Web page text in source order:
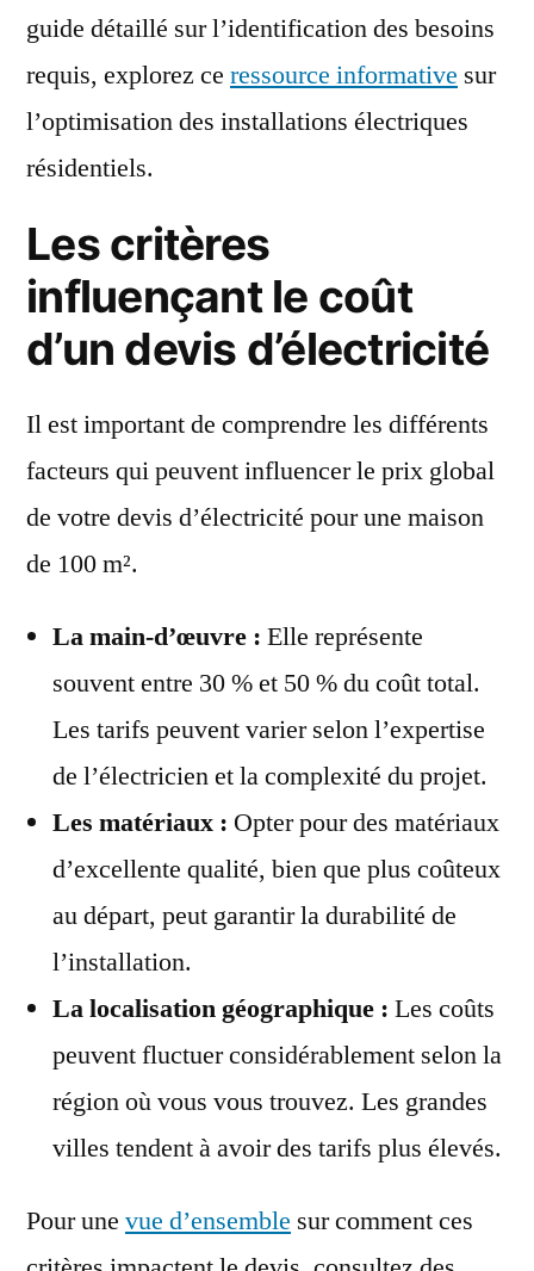
guide détaillé sur l’identification des besoins
requis, explorez ce ressource informative sur
l’optimisation des installations électriques
résidentiels.
Les critères
influençant le coût
d’un devis d’électricité
Il est important de comprendre les différents
facteurs qui peuvent influencer le prix global
de votre devis d’électricité pour une maison
de 100 m².
La main-d’œuvre : Elle représente
souvent entre 30 % et 50 % du coût total.
Les tarifs peuvent varier selon l’expertise
de l’électricien et la complexité du projet.
Les matériaux : Opter pour des matériaux
d’excellente qualité, bien que plus coûteux
au départ, peut garantir la durabilité de
l’installation.
La localisation géographique : Les coûts
peuvent fluctuer considérablement selon la
région où vous vous trouvez. Les grandes
villes tendent à avoir des tarifs plus élevés.
Pour une vue d’ensemble sur comment ces